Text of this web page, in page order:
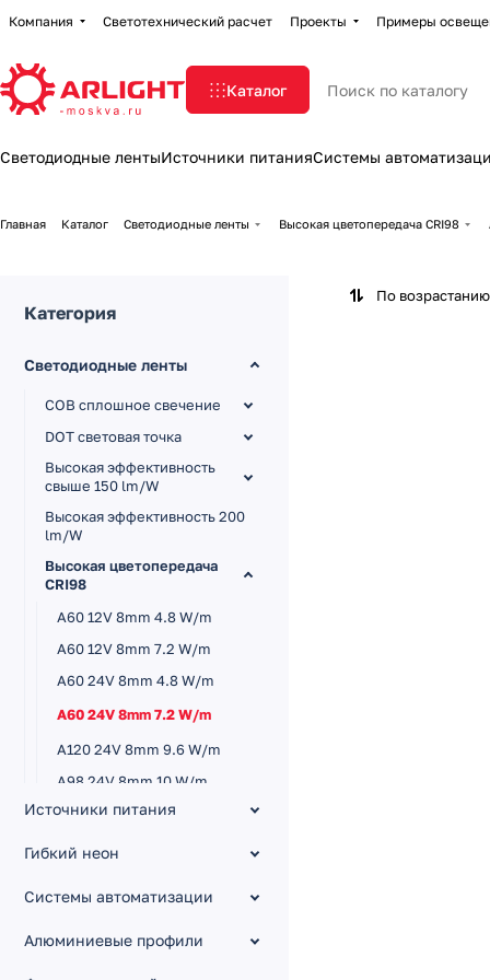
Компания Светотехнический расчет Проекты Примеры
Каталог
Светодиодные лентыИсточники питанияСистемы
Главная Каталог Светодиодные ленты Высокая цветопередача CRI98
По
Категория
Светодиодные ленты
COB сплошное свечение
DOT световая точка
Высокая эффективность
свыше 150 lm/W
Высокая эффективность 200
lm/W
Высокая цветопередача
CRI98
A60 12V 8mm 4.8 W/m
A60 12V 8mm 7.2 W/m
A60 24V 8mm 4.8 W/m
A60 24V 8mm 7.2 W/m
A120 24V 8mm 9.6 W/m
A98 24V 8mm 10 W/m
A120 24V 8mm 14.4 W/m
B60 24V 10mm 14.4 W/m
A140 SUN 24V 10mm 20
Источники питания
Гибкий неон
Системы автоматизации
Алюминиевые профили